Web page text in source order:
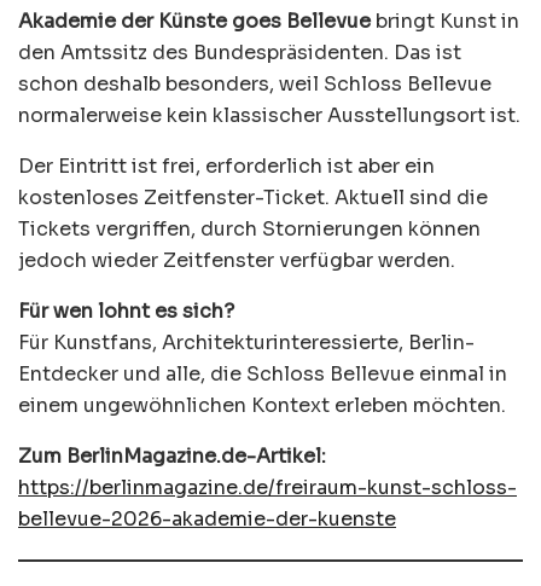
Akademie der Künste goes Bellevuebringt Kunst in
den Amtssitz des Bundespräsidenten. Das ist
schon deshalb besonders, weil Schloss Bellevue
normalerweise kein klassischer Ausstellungsort ist.
Der Eintritt ist frei, erforderlich ist aber ein
kostenloses Zeitfenster-Ticket. Aktuell sind die
Tickets vergriffen, durch Stornierungen können
jedoch wieder Zeitfenster verfügbar werden.
Für wen lohnt es sich?
Für Kunstfans, Architekturinteressierte, Berlin-
Entdecker und alle, die Schloss Bellevue einmal in
einem ungewöhnlichen Kontext erleben möchten.
Zum BerlinMagazine.de-Artikel:
https://berlinmagazine.de/freiraum-kunst-schloss-
bellevue-2026-akademie-der-kuenste